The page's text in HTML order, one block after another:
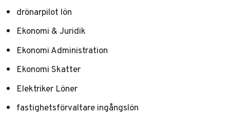
drönarpilot lön
Ekonomi & Juridik
Ekonomi Administration
Ekonomi Skatter
Elektriker Löner
fastighetsförvaltare ingångslön